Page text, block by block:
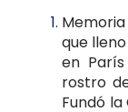
que
en
rostro
Fundó